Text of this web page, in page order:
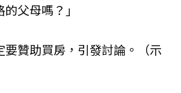
父母嗎？」
贊助買房，引發討論。（示